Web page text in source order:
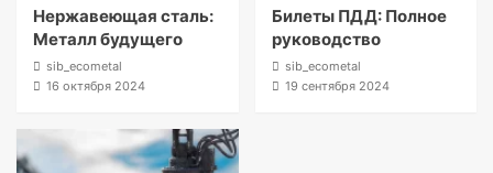
Нержавеющая сталь:
Металл будущего
sib_ecometal
16 октября 2024
Билеты ПДД: Полное
руководство
sib_ecometal
19 сентября 2024